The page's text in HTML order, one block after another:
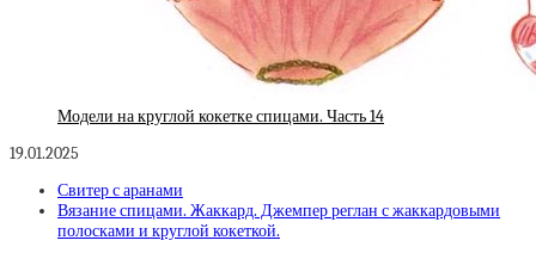
Модели на круглой кокетке спицами. Часть 14
19.01.2025
Свитер с аранами
Вязание спицами. Жаккард. Джемпер реглан с жаккардовыми
полосками и круглой кокеткой.